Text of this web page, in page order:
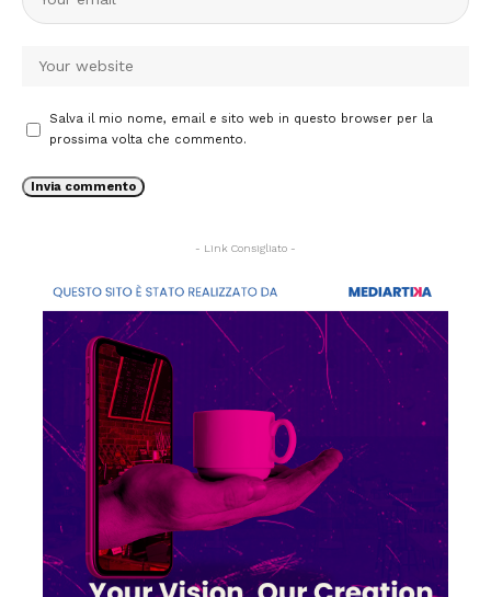
Salva il mio nome, email e sito web in questo browser per la
prossima volta che commento.
- Link Consigliato -